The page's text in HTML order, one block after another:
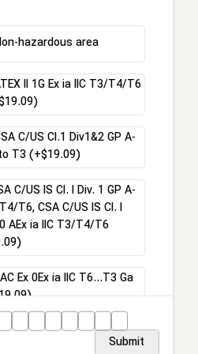
hazardous area
II 1G Ex ia IIC T3/T4/T6
C/US Cl.1 Div1&2 GP A-
T3 (+$19.09)
C/US IS Cl. I Div. 1 GP A-
T6, CSA C/US IS Cl. I
AEx ia IIC T3/T4/T6
Ex 0Ex ia IIC T6...T3 Ga
hazardous area, EAC
Submit